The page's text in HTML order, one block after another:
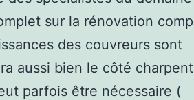
sur la rénovation
des couvreurs sont
aussi bien le côté
parfois être nécessaire (